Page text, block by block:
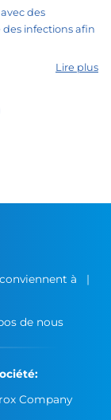
des
infections afin
Lire plus
à
de nous
Company